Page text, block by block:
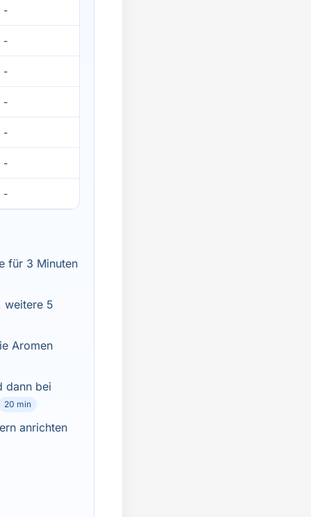
-
-
-
-
-
-
-
für 3 Minuten
weitere 5
Aromen
dann bei
20 min
anrichten